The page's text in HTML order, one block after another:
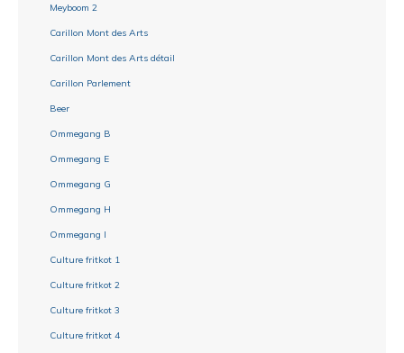
Meyboom 2
Carillon Mont des Arts
Carillon Mont des Arts détail
Carillon Parlement
Beer
Ommegang B
Ommegang E
Ommegang G
Ommegang H
Ommegang I
Culture fritkot 1
Culture fritkot 2
Culture fritkot 3
Culture fritkot 4